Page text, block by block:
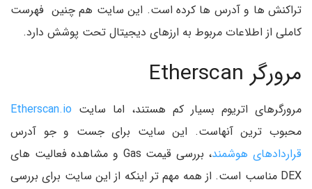
تراکنش ها و آدرس ها کرده است. این سایت هم چنین فهرست
کاملی از اطلاعات مربوط به ارزهای دیجیتال تحت پوشش دارد.
مرورگر Etherscan
مرورگرهای اتریوم بسیار کم هستند، اما سایت Etherscan.io
محبوب ترین آنهاست. این سایت برای جست و جو آدرس
قراردادهای هوشمند
، بررسی قیمت Gas و مشاهده فعالیت های
DEX مناسب است. از همه مهم تر اینکه از این سایت برای بررسی